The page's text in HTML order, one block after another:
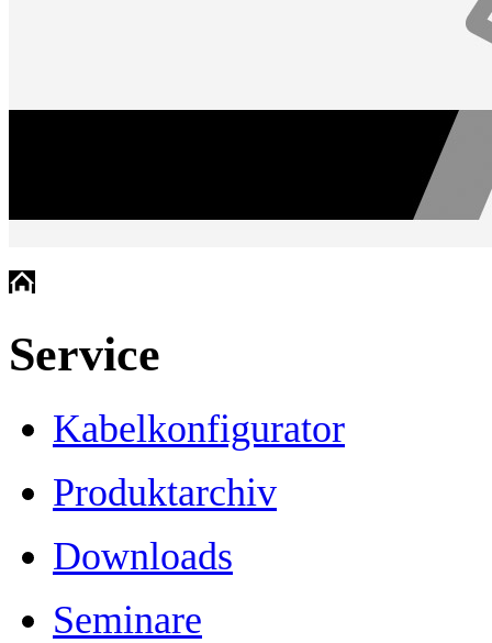
Service
Kabelkonfigurator
Produktarchiv
Downloads
Seminare